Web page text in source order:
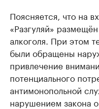
Поясняется, что на
«Разгуляй»
алкоголя. При этом
были обращены
привлечение
потенциального
антимонопольной
нарушением закона